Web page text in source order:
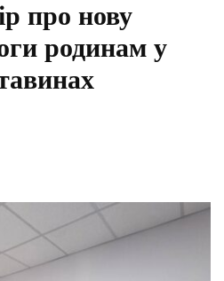
про нову
родинам у